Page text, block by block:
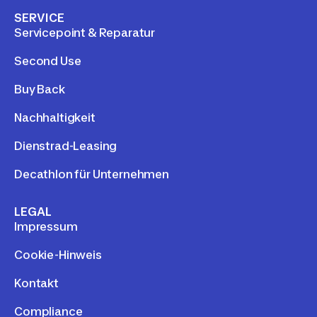
SERVICE
Servicepoint & Reparatur
Second Use
Buy Back
Nachhaltigkeit
Dienstrad-Leasing
Decathlon für Unternehmen
LEGAL
Impressum
Cookie-Hinweis
Kontakt
Compliance